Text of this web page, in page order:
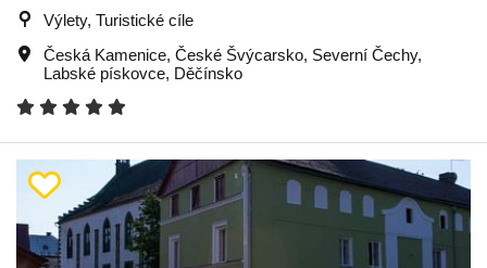
Výlety, Turistické cíle
Česká Kamenice, České Švýcarsko, Severní Čechy,
Labské pískovce, Děčínsko